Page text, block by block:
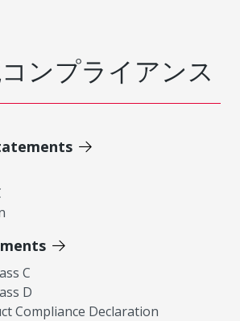
ンプライアンス
C
D
Compliance Declaration